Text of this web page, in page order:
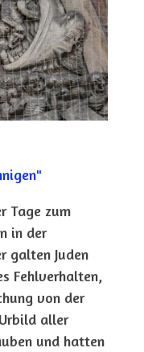
Tage zum
in der
galten Juden
Fehlverhalten,
von der
aller
und hatten